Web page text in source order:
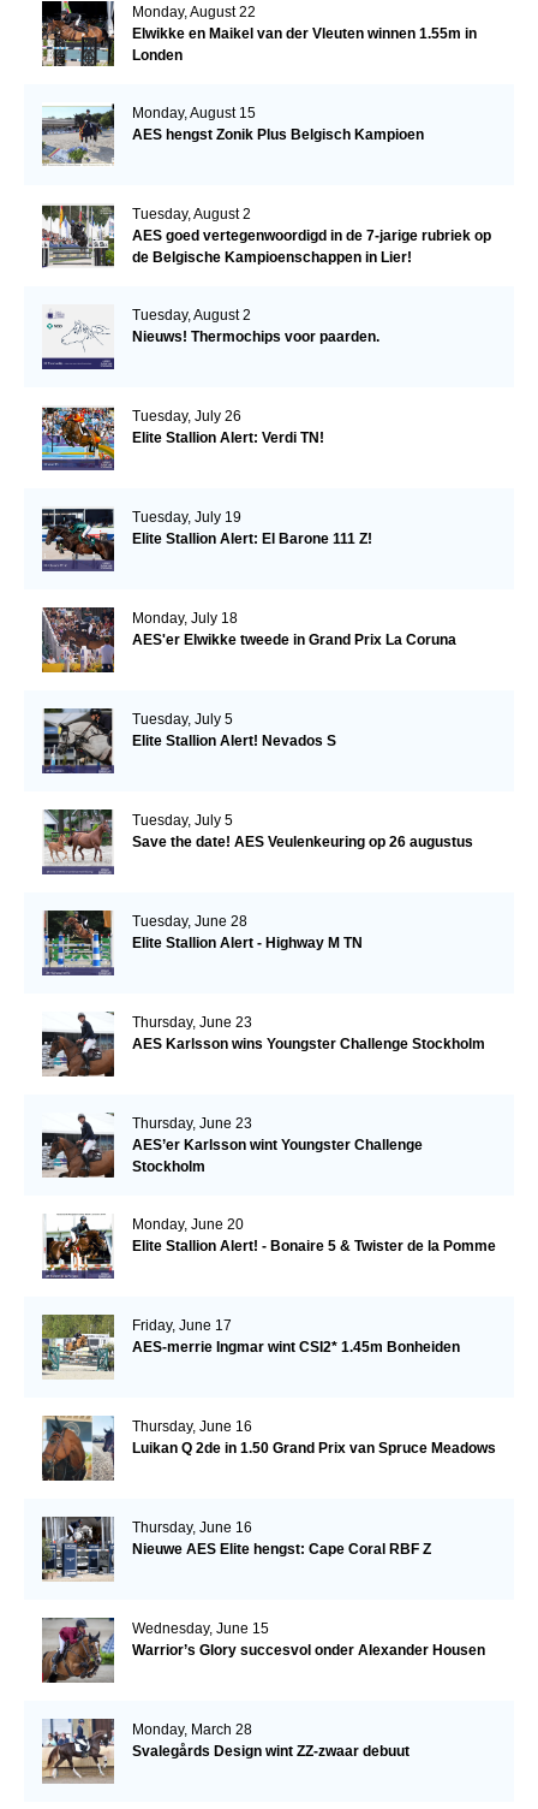
Monday, August 22
Elwikke en Maikel van der Vleuten winnen 1.55m in
Londen
Monday, August 15
AES hengst Zonik Plus Belgisch Kampioen
Tuesday, August 2
AES goed vertegenwoordigd in de 7-jarige rubriek op
de Belgische Kampioenschappen in Lier!
Tuesday, August 2
Nieuws! Thermochips voor paarden.
Tuesday, July 26
Elite Stallion Alert: Verdi TN!
Tuesday, July 19
Elite Stallion Alert: El Barone 111 Z!
Monday, July 18
AES'er Elwikke tweede in Grand Prix La Coruna
Tuesday, July 5
Elite Stallion Alert! Nevados S
Tuesday, July 5
Save the date! AES Veulenkeuring op 26 augustus
Tuesday, June 28
Elite Stallion Alert - Highway M TN
Thursday, June 23
AES Karlsson wins Youngster Challenge Stockholm
Thursday, June 23
AES’er Karlsson wint Youngster Challenge
Stockholm
Monday, June 20
Elite Stallion Alert! - Bonaire 5 & Twister de la Pomme
Friday, June 17
AES-merrie Ingmar wint CSI2* 1.45m Bonheiden
Thursday, June 16
Luikan Q 2de in 1.50 Grand Prix van Spruce Meadows
Thursday, June 16
Nieuwe AES Elite hengst: Cape Coral RBF Z
Wednesday, June 15
Warrior’s Glory succesvol onder Alexander Housen
Monday, March 28
Svalegårds Design wint ZZ-zwaar debuut